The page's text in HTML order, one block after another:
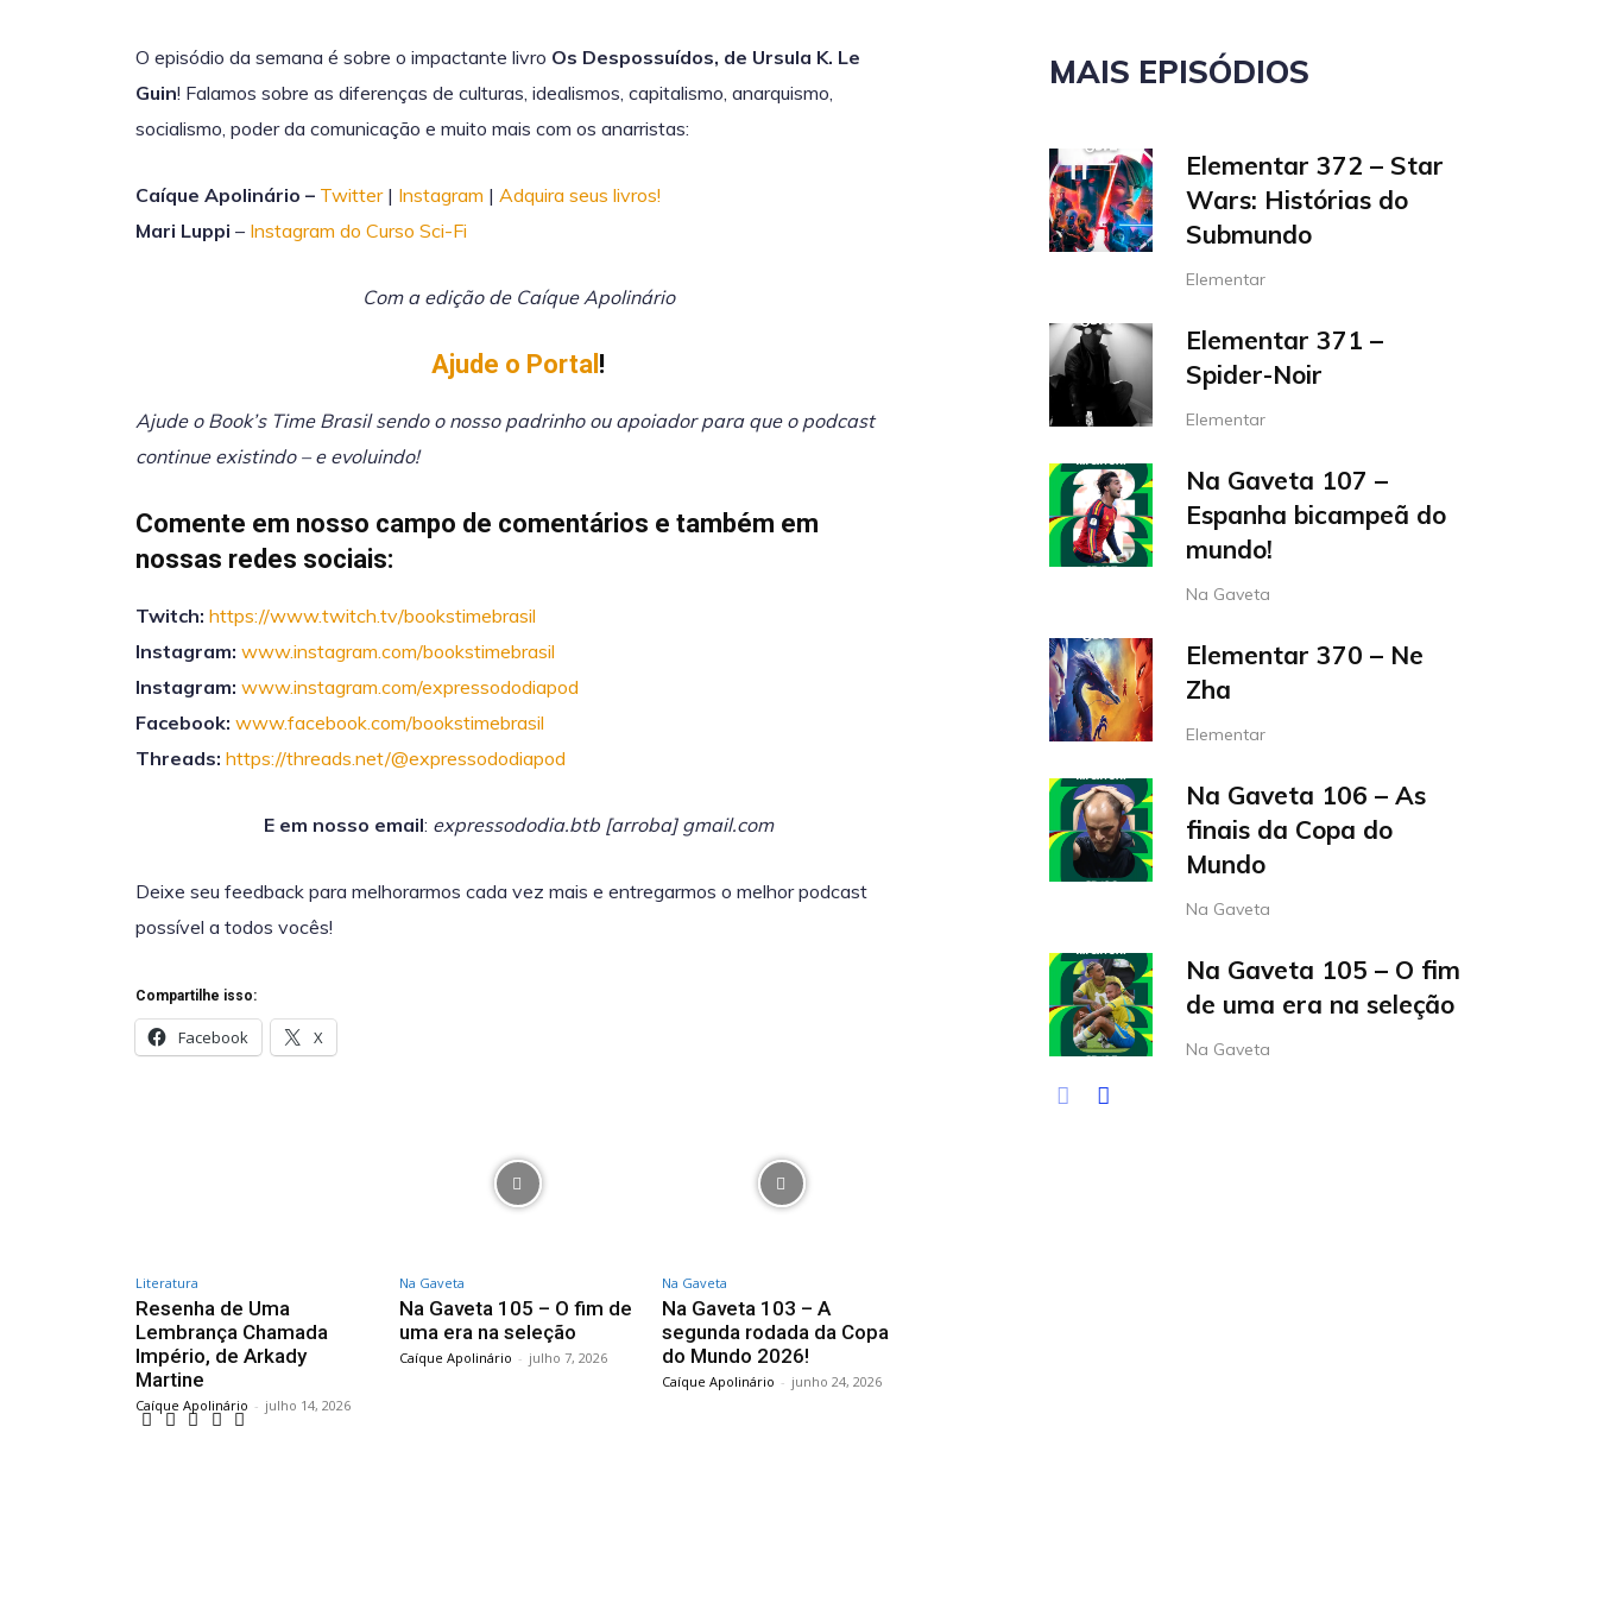
O episódio da semana é sobre o impactante livro Os Despossuídos, de Ursula K. Le
Guin! Falamos sobre as diferenças de culturas, idealismos, capitalismo, anarquismo,
socialismo, poder da comunicação e muito mais com os anarristas:
Caíque Apolinário – Twitter| Instagram | Adquira seus livros!
Mari Luppi – Instagram do Curso Sci-Fi
Com a edição de Caíque Apolinário
⁠Ajude o Portal⁠ !
Ajude o Book’s Time Brasil sendo o nosso padrinho ou apoiador para que o podcast
continue existindo – e evoluindo!
Comente em nosso campo de comentários e também em
nossas redes sociais:
Twitch: https://www.twitch.tv/bookstimebrasil
Instagram: www.instagram.com/bookstimebrasil
Instagram: www.instagram.com/expressododiapod
Facebook: www.facebook.com/bookstimebrasil
Threads: https://threads.net/@expressododiapod
E em nosso email: expressododia.btb [arroba] gmail.com
Deixe seu feedback para melhorarmos cada vez mais e entregarmos o melhor podcast
possível a todos vocês!
Compartilhe isso:
Facebook X
Literatura
Resenha de Uma
Lembrança Chamada
Império, de Arkady
Martine
Caíque Apolinário - julho 14, 2026
Na Gaveta
Na Gaveta 105 – O fim de
uma era na seleção
Caíque Apolinário - julho 7, 2026
Na Gaveta
Na Gaveta 103 – A
segunda rodada da Copa
do Mundo 2026!
Caíque Apolinário - junho 24, 2026
MAIS EPISÓDIOS
Elementar 372 – Star
Wars: Histórias do
Submundo
Elementar
Elementar 371 –
Spider-Noir
Elementar
Na Gaveta 107 –
Espanha bicampeã do
mundo!
Na Gaveta
Elementar 370 – Ne
Zha
Elementar
Na Gaveta 106 – As
finais da Copa do
Mundo
Na Gaveta
Na Gaveta 105 – O fim
de uma era na seleção
Na Gaveta